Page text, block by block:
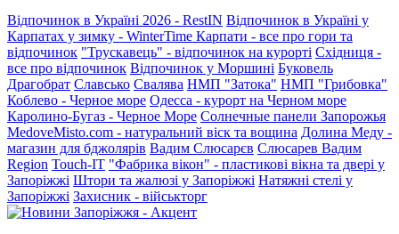
Відпочинок в Україні 2026 - RestIN Відпочинок в Україні у
Карпатах у зимку - WinterTime Карпати - все про гори та
відпочинок "Трускавець" - відпочинок на курорті Східниця -
все про відпочинок Відпочинок у Моршині Буковель
Драгобрат Славсько Свалява НМП "Затока" НМП "Грибовка"
Коблево - Черное море Одесса - курорт на Черном море
Каролино-Бугаз - Черное Море Солнечные панели Запорожья
MedoveMisto.com - натуральний віск та вощина Долина Меду -
магазин для бджолярів Вадим Слюсарєв Слюсарев Вадим
Region Touch-IT "Фабрика вікон" - пластикові вікна та двері у
Запоріжжі Штори та жалюзі у Запоріжжі Натяжні стелі у
Запоріжжі Захисник - військторг